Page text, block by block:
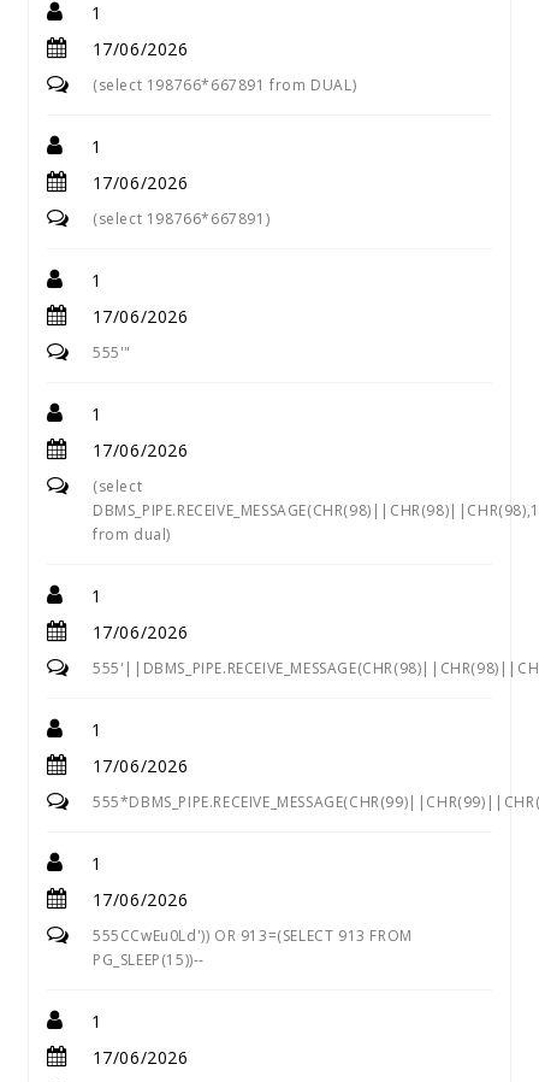
1
17/06/2026
(select 198766*667891 from DUAL)
1
17/06/2026
(select 198766*667891)
1
17/06/2026
555'"
1
17/06/2026
(select
from dual)
1
17/06/2026
1
17/06/2026
1
17/06/2026
555CCwEu0Ld')) OR 913=(SELECT 913 FROM
PG_SLEEP(15))--
1
17/06/2026